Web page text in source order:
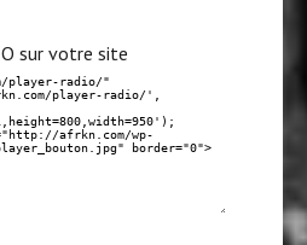
sur votre site